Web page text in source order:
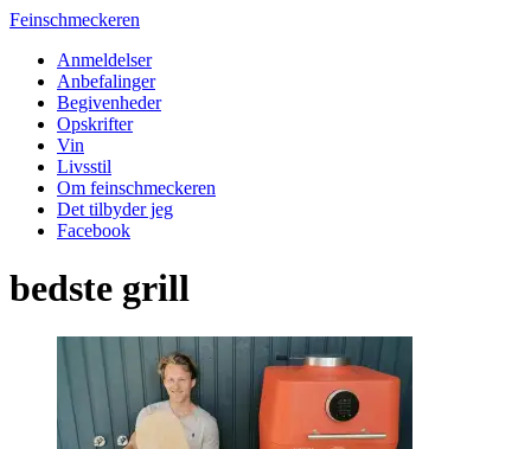
Feinschmeckeren
Anmeldelser
Anbefalinger
Begivenheder
Opskrifter
Vin
Livsstil
Om feinschmeckeren
Det tilbyder jeg
Facebook
bedste grill